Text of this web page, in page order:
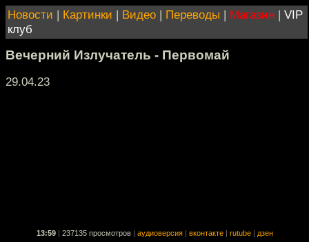
Новости | Картинки | Видео | Переводы | Магазин | VIP
клуб
Вечерний Излучатель - Первомай
29.04.23
13:59 237135 просмотров аудиоверсия вконтакте rutube дзен